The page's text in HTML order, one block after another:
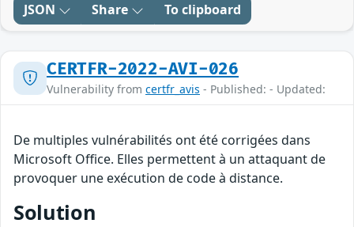
JSON Share To clipboard
CERTFR-2022-AVI-026
Vulnerability from certfr_avis - Published: - Updated:
De multiples vulnérabilités ont été corrigées dans
Microsoft Office. Elles permettent à un attaquant de
provoquer une exécution de code à distance.
Solution